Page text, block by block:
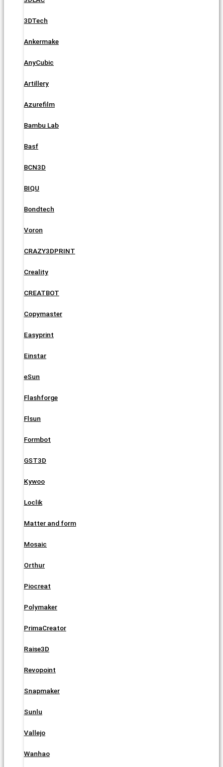
3DTech
Ankermake
AnyCubic
Artillery
Azurefilm
Bambu Lab
Basf
BCN3D
BIQU
Bondtech
Voron
CRAZY3DPRINT
Creality
CREATBOT
Copymaster
Easyprint
Einstar
eSun
Flashforge
Flsun
Formbot
GST3D
Kywoo
Loclik
Matter and form
Mosaic
Orthur
Piocreat
Polymaker
PrimaCreator
Raise3D
Revopoint
Snapmaker
Sunlu
Vallejo
Wanhao